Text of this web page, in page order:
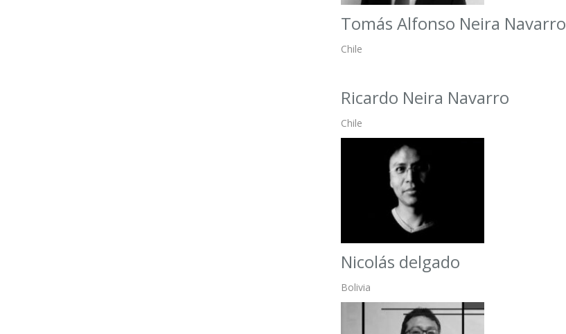
Tomás Alfonso Neira Navarro
Chile
Ricardo Neira Navarro
Chile
Nicolás delgado
Bolivia